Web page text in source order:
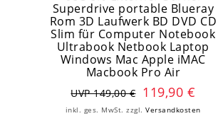
Superdrive portable Blueray
Rom 3D Laufwerk BD DVD CD
Slim für Computer Notebook
Ultrabook Netbook Laptop
Windows Mac Apple iMAC
Macbook Pro Air
UVP 149,00 € 119,90 €
inkl. ges. MwSt. zzgl.Versandkosten